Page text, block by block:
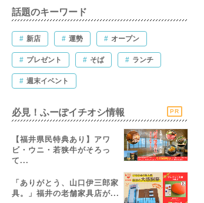
話題のキーワード
# 新店 # 運勢 # オープン
# プレゼント # そば # ランチ
# 週末イベント
必見！ふーぽイチオシ情報 PR
【福井県民特典あり】アワ
ビ・ウニ・若狭牛がそろっ
て...
「ありがとう、山口伊三郎家
具。」福井の老舗家具店が...